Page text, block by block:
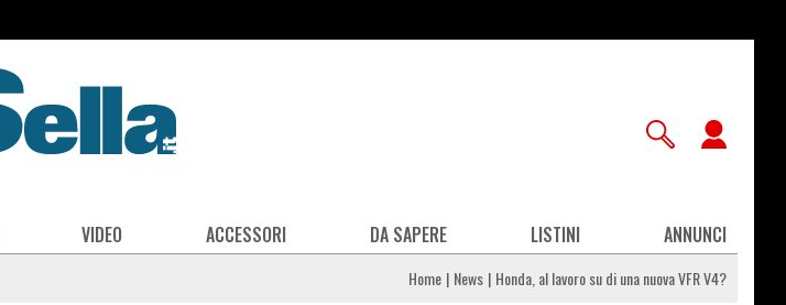
VIDEO ACCESSORI DA SAPERE LISTINI ANNUNCI
Home News Honda, al lavoro su di una nuova VFR V4?